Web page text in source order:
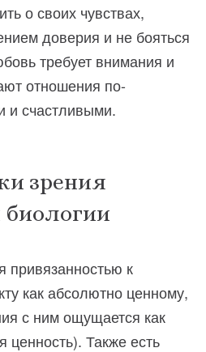
о своих чувствах,
доверия и не бояться
требует внимания и
отношения по-
и счастливыми.
зрения
биологии
привязанностью к
как абсолютно ценному,
с ним ощущается как
ценность). Также есть